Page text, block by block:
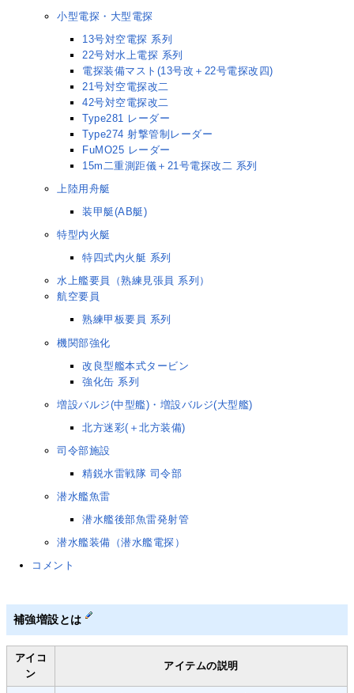
小型電探・大型電探
13号対空電探 系列
22号対水上電探 系列
電探装備マスト(13号改＋22号電探改四)
21号対空電探改二
42号対空電探改二
Type281 レーダー
Type274 射撃管制レーダー
FuMO25 レーダー
15m二重測距儀＋21号電探改二 系列
上陸用舟艇
装甲艇(AB艇)
特型内火艇
特四式内火艇 系列
水上艦要員（熟練見張員 系列）
航空要員
熟練甲板要員 系列
機関部強化
改良型艦本式タービン
強化缶 系列
増設バルジ(中型艦)・増設バルジ(大型艦)
北方迷彩(＋北方装備)
司令部施設
精鋭水雷戦隊 司令部
潜水艦魚雷
潜水艦後部魚雷発射管
潜水艦装備（潜水艦電探）
コメント
補強増設とは
アイコ
ン
アイテムの説明